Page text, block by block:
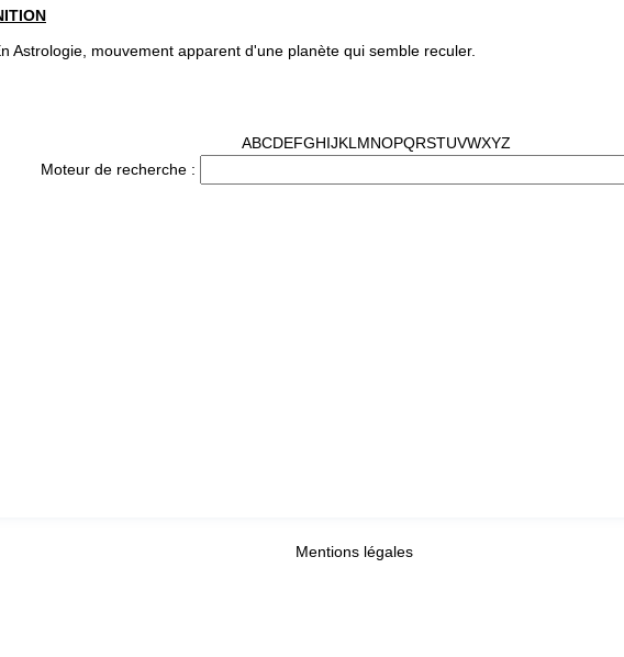
Astrologie, mouvement apparent d'une planète qui semble reculer.
ABCDEFGHIJKL MNOPQRSTUVWXYZ
Moteur de recherche :
Mentions légales